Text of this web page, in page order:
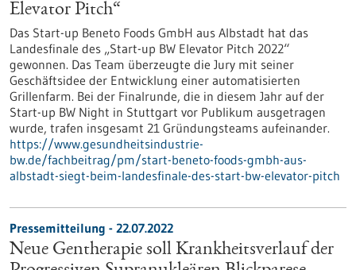
Elevator Pitch“
Das Start-up Beneto Foods GmbH aus Albstadt hat das
Landesfinale des „Start-up BW Elevator Pitch 2022“
gewonnen. Das Team überzeugte die Jury mit seiner
Geschäftsidee der Entwicklung einer automatisierten
Grillenfarm. Bei der Finalrunde, die in diesem Jahr auf der
Start-up BW Night in Stuttgart vor Publikum ausgetragen
wurde, trafen insgesamt 21 Gründungsteams aufeinander.
https://www.gesundheitsindustrie-
bw.de/fachbeitrag/pm/start-beneto-foods-gmbh-aus-
albstadt-siegt-beim-landesfinale-des-start-bw-elevator-pitch
Pressemitteilung - 22.07.2022
Neue Gentherapie soll Krankheitsverlauf der